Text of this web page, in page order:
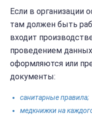
Если в организации
там должен быть
входит
проведением
оформляются или
документы:
санитарные правила;
медкнижки на